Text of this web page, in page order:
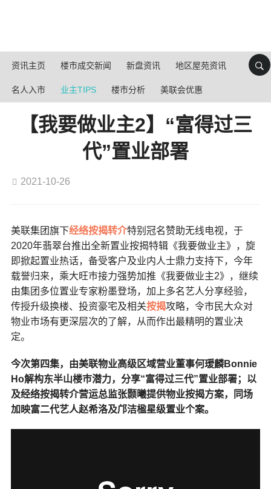
资讯主页 楼市成交新闻 新盘资讯 地区屋苑资讯
名人入市 业主TIPS 楼市分析 美联会优惠
【我要做业主2】“富得过三
代”置业部署
2021-10-26
美联集团旗下经络按揭转介特别冠名赞助无线电视，于
2020年翡翠台推出全新置业按揭特辑《我要做业主》，旋
即掀起置业热话，备受客户及业内人士鼎力支持下，今年
载誉归来，乘大旺巿接力强势加推《我要做业主2》，继续
由集团多位置业专家粉墨登场，加上多名艺人分享经验，
传授升级换楼、投资豪宅及相关按揭攻略，令市民大众对
物业市场有更深层次的了解，从而作出最精明的置业决
定。
今次第四集，由美联物业高级区域营业董事何瑷麟Bonnie
Ho解构东半山楼巿潜力，分享“富得过三代”置业部署；以
及经络按揭转介营运总监张颢曦提供物业按揭方案，同场
加映富二代艺人赵希洛及邝洁楹星级置业个案。